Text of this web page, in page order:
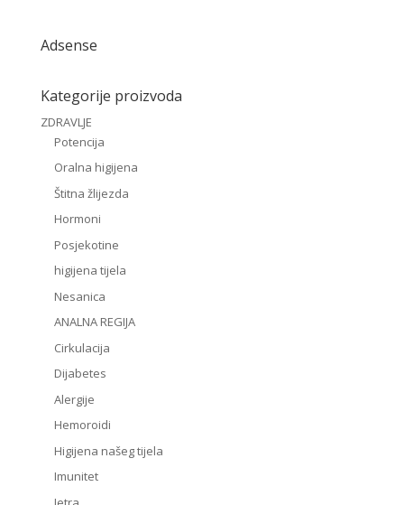
Adsense
Kategorije proizvoda
ZDRAVLJE
Potencija
Oralna higijena
Štitna žlijezda
Hormoni
Posjekotine
higijena tijela
Nesanica
ANALNA REGIJA
Cirkulacija
Dijabetes
Alergije
Hemoroidi
Higijena našeg tijela
Imunitet